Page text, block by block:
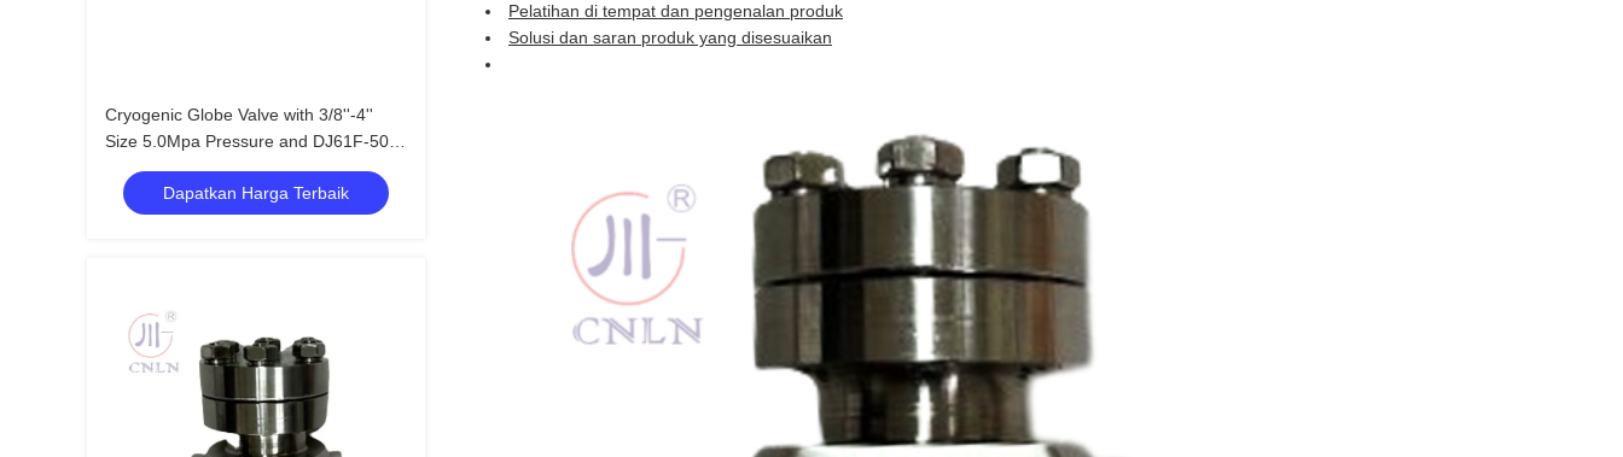
Cryogenic Globe Valve with 3/8''-4''
Size 5.0Mpa Pressure and DJ61F-50P
Model for LNG/LOX Applications
Dapatkan Harga Terbaik
Pelatihan di tempat dan pengenalan produk
Solusi dan saran produk yang disesuaikan